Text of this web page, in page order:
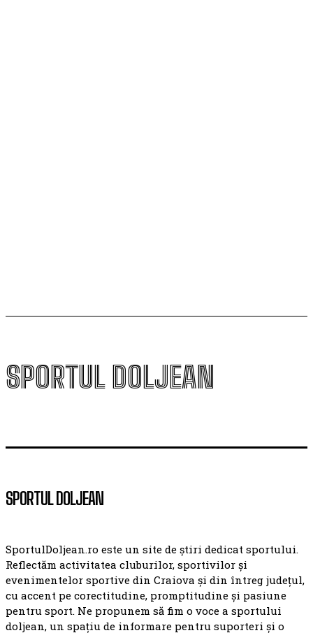
SPORTUL DOLJEAN
SPORTUL DOLJEAN
SportulDoljean.ro este un site de știri dedicat sportului.
Reflectăm activitatea cluburilor, sportivilor și
evenimentelor sportive din Craiova și din întreg județul,
cu accent pe corectitudine, promptitudine și pasiune
pentru sport. Ne propunem să fim o voce a sportului
doljean, un spațiu de informare pentru suporteri și o